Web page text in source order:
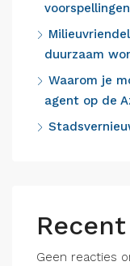
voorspellingen
duurzaam
Waarom je
agent op de
Geen reacties